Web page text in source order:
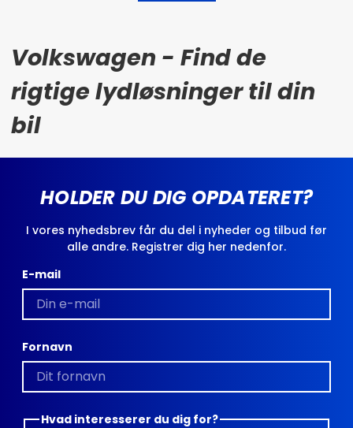
Volkswagen - Find de
rigtige lydløsninger til din
bil
HOLDER DU DIG OPDATERET?
I vores nyhedsbrev får du del i nyheder og tilbud før
alle andre. Registrer dig her nedenfor.
E-mail
Fornavn
Hvad interesserer du dig for?